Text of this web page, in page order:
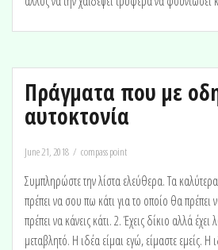
Πράγματα που με
αυτοκτονία
June 21, 2018 compass point
Συμπληρώστε την λίστα ελεύθερα. Τα
πρέπει να σου πω κάτι για το οποίο θα πρέπει
πρέπει να κάνεις κάτι. 2. Έχεις δίκιο αλλά
μεταβλητό. Η ιδέα είμαι εγώ, είμαστε εμείς. Η